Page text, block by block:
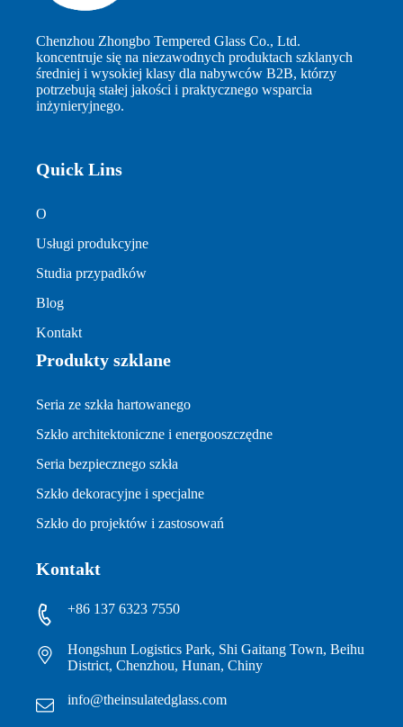
Chenzhou Zhongbo Tempered Glass Co., Ltd.
koncentruje się na niezawodnych produktach szklanych
średniej i wysokiej klasy dla nabywców B2B, którzy
potrzebują stałej jakości i praktycznego wsparcia
inżynieryjnego.
Quick Lins
O
Usługi produkcyjne
Studia przypadków
Blog
Kontakt
Produkty szklane
Seria ze szkła hartowanego
Szkło architektoniczne i energooszczędne
Seria bezpiecznego szkła
Szkło dekoracyjne i specjalne
Szkło do projektów i zastosowań
Kontakt
+86 137 6323 7550
Hongshun Logistics Park, Shi Gaitang Town, Beihu
District, Chenzhou, Hunan, Chiny
info@theinsulatedglass.com